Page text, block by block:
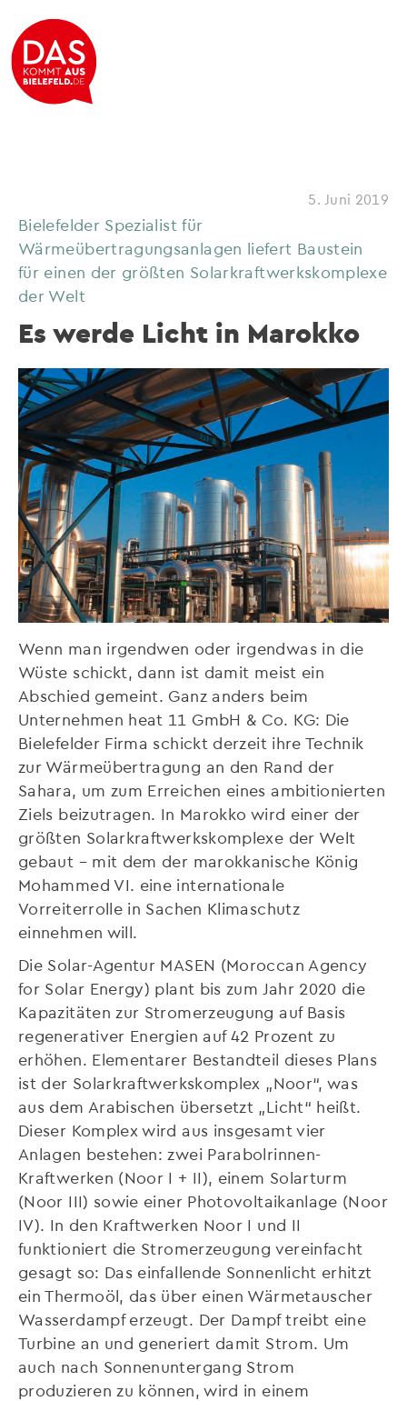
5. Juni 2019
Bielefelder Spezialist für
Wärmeübertragungsanlagen liefert Baustein
für einen der größten Solarkraftwerkskomplexe
der Welt
Es werde Licht in Marokko
Wenn man irgendwen oder irgendwas in die
Wüste schickt, dann ist damit meist ein
Abschied gemeint. Ganz anders beim
Unternehmen heat 11 GmbH & Co. KG: Die
Bielefelder Firma schickt derzeit ihre Technik
zur Wärmeübertragung an den Rand der
Sahara, um zum Erreichen eines ambitionierten
Ziels beizutragen. In Marokko wird einer der
größten Solarkraftwerkskomplexe der Welt
gebaut – mit dem der marokkanische König
Mohammed VI. eine internationale
Vorreiterrolle in Sachen Klimaschutz
einnehmen will.
Die Solar-Agentur MASEN (Moroccan Agency
for Solar Energy) plant bis zum Jahr 2020 die
Kapazitäten zur Stromerzeugung auf Basis
regenerativer Energien auf 42 Prozent zu
erhöhen. Elementarer Bestandteil dieses Plans
ist der Solarkraftwerkskomplex „Noor“, was
aus dem Arabischen übersetzt „Licht“ heißt.
Dieser Komplex wird aus insgesamt vier
Anlagen bestehen: zwei Parabolrinnen-
Kraftwerken (Noor I + II), einem Solarturm
(Noor III) sowie einer Photovoltaikanlage (Noor
IV). In den Kraftwerken Noor I und II
funktioniert die Stromerzeugung vereinfacht
gesagt so: Das einfallende Sonnenlicht erhitzt
ein Thermoöl, das über einen Wärmetauscher
Wasserdampf erzeugt. Der Dampf treibt eine
Turbine an und generiert damit Strom. Um
auch nach Sonnenuntergang Strom
produzieren zu können, wird in einem